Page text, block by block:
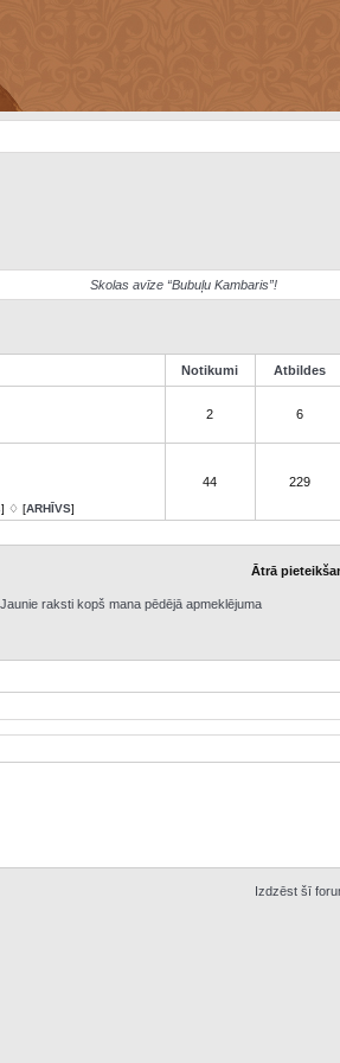
Skolas avīze “Bubuļu Kambaris”!
Notikumi Atbildes
2 6
] ♢ [ARHĪVS]
44 229
Ātrā
Jaunie raksti kopš mana pēdējā apmeklējuma
Izdzēst šī